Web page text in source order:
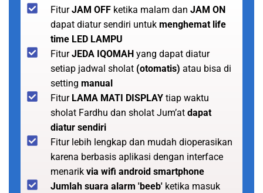
FiturJAM OFF ketika malam dan JAM ON
dapat diatur sendiri untuk menghemat life
time LED LAMPU
FiturJEDA IQOMAH yang dapat diatur
setiap jadwal sholat (otomatis) atau bisa di
setting manual
Fitur LAMA MATI DISPLAY tiap waktu
sholat Fardhu dan sholat Jum’at dapat
diatur sendiri
Fitur lebih lengkap dan mudah dioperasikan
karena berbasis aplikasi dengan interface
menarik via wifi android smartphone
Jumlah suara alarm 'beeb' ketika masuk